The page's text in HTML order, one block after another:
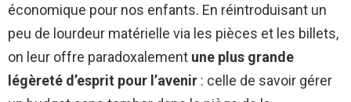
économique pour nos enfants. En réintroduisant un
peu de lourdeur matérielle via les pièces et les billets,
on leur offre paradoxalement une plus grande
légèreté d’esprit pour l’avenir : celle de savoir gérer